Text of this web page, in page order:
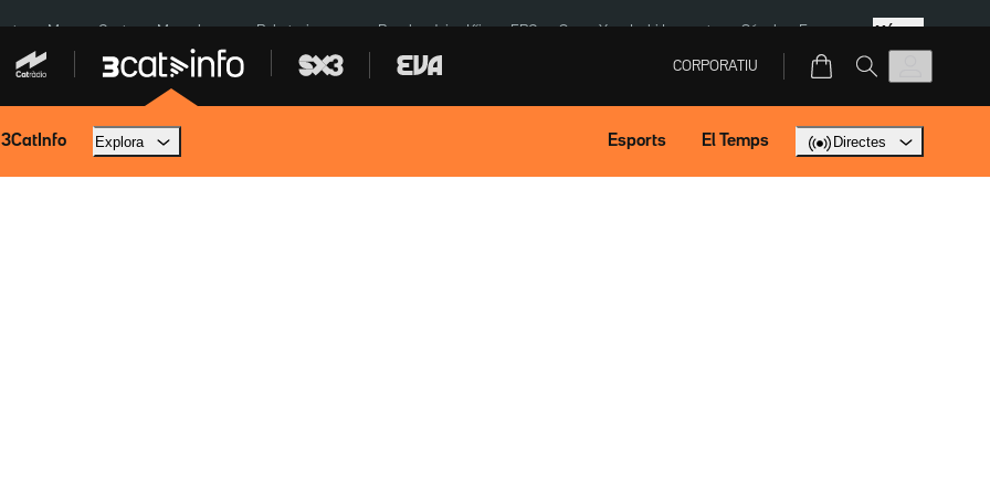
Menors Ceuta Mercabarna Robatoris coure Bombardejos Kíiv ERC SpaceX Isaki Lacuesta Sánchez Europa Més
CORPORATIU
3CatInfo Explora Esports El Temps Directes